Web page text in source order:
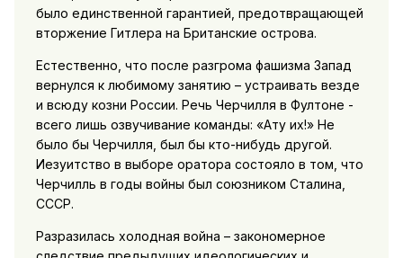
было единственной гарантией, предотвращающей
вторжение Гитлера на Британские острова.
Естественно, что после разгрома фашизма Запад
вернулся к любимому занятию – устраивать везде
и всюду козни России. Речь Черчилля в Фултоне -
всего лишь озвучивание команды: «Ату их!» Не
было бы Черчилля, был бы кто-нибудь другой.
Иезуитство в выборе оратора состояло в том, что
Черчилль в годы войны был союзником Сталина,
СССР.
Разразилась холодная война – закономерное